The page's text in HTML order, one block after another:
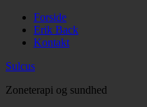
Forside
Erik Back
Kontakt
Sulcus
Zoneterapi og sundhed